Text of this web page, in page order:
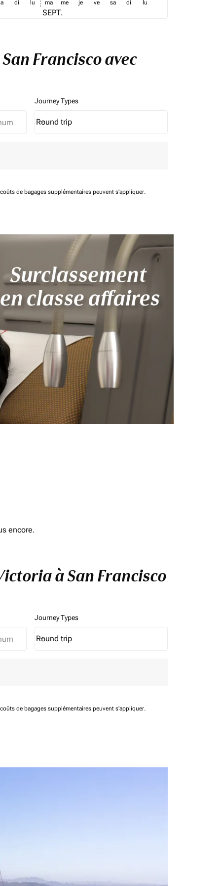
di lu ma
SEPT.
me je ve sa di lu
Francisco avec
Journey Types
Journey Types option Round trip Selected
Round trip
keyboard_arrow_down
de bagages supplémentaires peuvent s'appliquer.
encore.
à San Francisco
Journey Types
Journey Types option Round trip Selected
Round trip
keyboard_arrow_down
de bagages supplémentaires peuvent s'appliquer.